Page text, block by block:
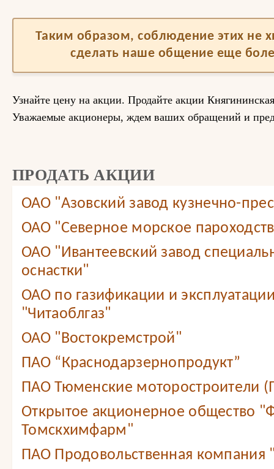
Таким образом, соблюдение этих не
сделать наше общение еще
Узнайте цену на акции. Продайте акции
Уважаемые акционеры, ждем ваших обращений и
ПРОДАТЬ АКЦИИ
ОАО "Азовский завод кузнечно-
ОАО "Северное морское
ОАО "Ивантеевский завод
оснастки"
ОАО по газификации и эксплуатации
"Читаоблгаз"
ОАО "Востокремстрой"
ПАО “Краснодарзернопродукт”
ПАО Тюменские моторостроители
Открытое акционерное общество
Томскхимфарм"
ПАО Продовольственная